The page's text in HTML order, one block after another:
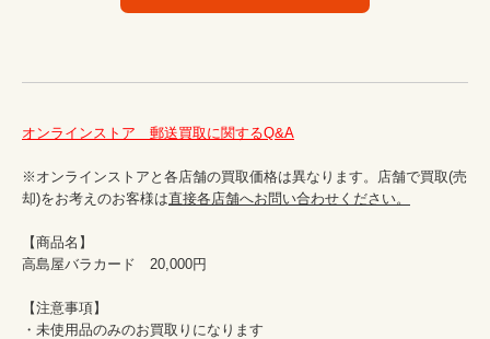
オンラインストア　郵送買取に関するQ&A
※オンラインストアと各店舗の買取価格は異なります。店舗で買取(売
却)をお考えのお客様は直接各店舗へお問い合わせください。
【商品名】
高島屋バラカード　20,000円
【注意事項】
・未使用品のみのお買取りになります